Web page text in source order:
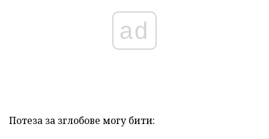
ad
Потеза за зглобове могу бити: